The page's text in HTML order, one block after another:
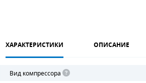
ХАРАКТЕРИСТИКИ ОПИСАНИЕ
Вид компрессора